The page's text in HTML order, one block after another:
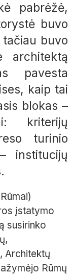
pabrėžė,
buvo
buvo
architektą
pavesta
kaip tai
blokas –
kriterijų
turinio
institucijų
įstatymo
susirinko
Architektų
Rūmų